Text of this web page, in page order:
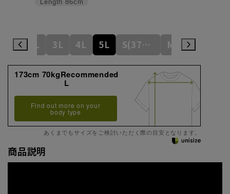
Length 86cm
LL 3L 4L 5L S(37cm) M(39cm)
173cm 70kgRecommended
L
Find out more on your
body type
あくまでもサイズをご検討いただく際の目安となります。
商品説明